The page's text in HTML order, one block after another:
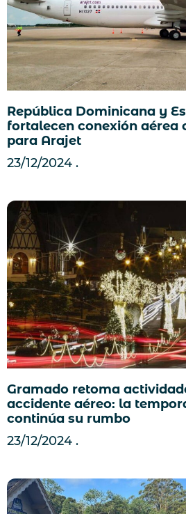
República Dominicana y
fortalecen conexión aérea
para Arajet
23/12/2024
Gramado retoma
accidente aéreo: la
continúa su rumbo
23/12/2024